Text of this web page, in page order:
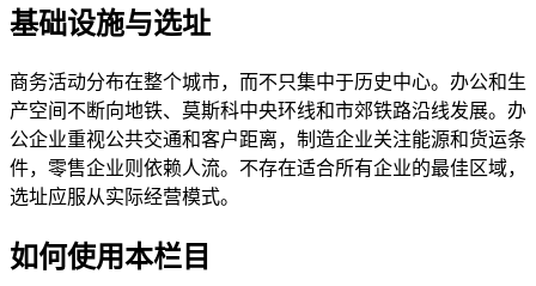
基础设施与选址
商务活动分布在整个城市，而不只集中于历史中心。办公和生
产空间不断向地铁、莫斯科中央环线和市郊铁路沿线发展。办
公企业重视公共交通和客户距离，制造企业关注能源和货运条
件，零售企业则依赖人流。不存在适合所有企业的最佳区域，
选址应服从实际经营模式。
如何使用本栏目